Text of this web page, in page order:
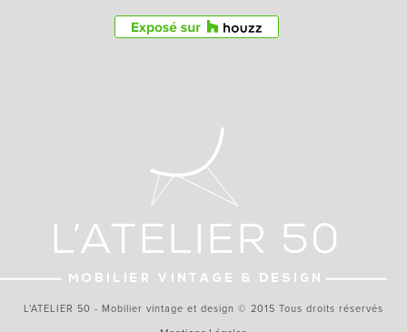
L'ATELIER 50 - Mobilier vintage et design © 2015 Tous droits réservés